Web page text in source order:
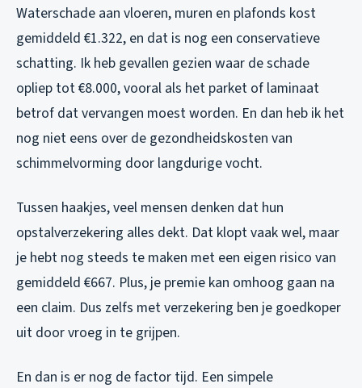
Waterschade aan vloeren, muren en plafonds kost
gemiddeld €1.322, en dat is nog een conservatieve
schatting. Ik heb gevallen gezien waar de schade
opliep tot €8.000, vooral als het parket of laminaat
betrof dat vervangen moest worden. En dan heb ik het
nog niet eens over de gezondheidskosten van
schimmelvorming door langdurige vocht.
Tussen haakjes, veel mensen denken dat hun
opstalverzekering alles dekt. Dat klopt vaak wel, maar
je hebt nog steeds te maken met een eigen risico van
gemiddeld €667. Plus, je premie kan omhoog gaan na
een claim. Dus zelfs metverzekering ben je goedkoper
uit door vroeg in te grijpen.
En dan is er nog de factor tijd. Een simpele